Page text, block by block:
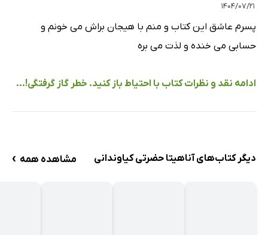
۱۴۰۴/۰۷/۲۱
پسرم عاشق این کتاب و منم با هیجان براش می خونم و
حسابی می خنده و لذت می بره
ادامه نقد و نظرات کتاب با احتیاط باز کنید. خطر گاز گرفتگی!...
دیگر کتاب‌های آناهیتا حضرتی کیاوندانی مشاهده همه ›